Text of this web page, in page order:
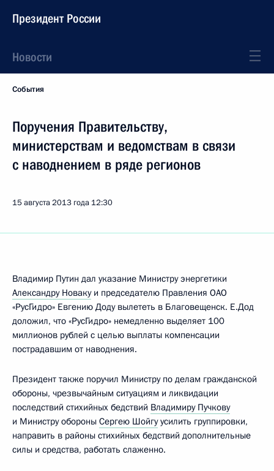
Президент России
Новости
События
Поручения Правительству,
министерствам и ведомствам в связи
с наводнением в ряде регионов
15 августа 2013 года 12:30
Владимир Путин дал указание Министру энергетики
Александру Новакуи председателю Правления ОАО
«РусГидро» Евгению Доду вылететь в Благовещенск. Е.Дод
доложил, что «РусГидро» немедленно выделяет 100
миллионов рублей с целью выплаты компенсации
пострадавшим от наводнения.
Президент также поручил Министру по делам гражданской
обороны, чрезвычайным ситуациям и ликвидации
последствий стихийных бедствий Владимиру Пучкову
и Министру обороны Сергею Шойгуусилить группировки,
направить в районы стихийных бедствий дополнительные
силы и средства, работать слаженно.